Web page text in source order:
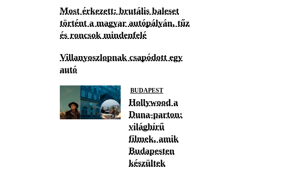
Most érkezett: brutális baleset
történt a magyar autópályán, tűz
és roncsok mindenfelé
Villanyoszlopnak csapódott egy
autó
BUDAPEST
Hollywood a
Duna-parton:
világhírű
filmek, amik
Budapesten
készültek